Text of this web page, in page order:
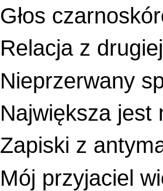
Głos
Relacja z
Nieprzerwany
Największa jest
Zapiski z
Mój przyjaciel